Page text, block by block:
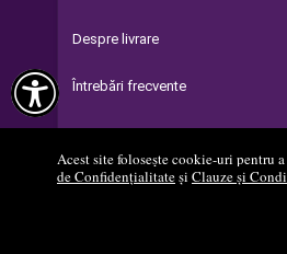

Acest site folosește cookie-uri pentru
de Confidențialitateși Clauze și
Despre livrare
Întrebări frecvente